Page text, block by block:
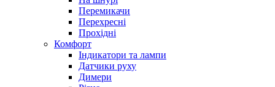
Перемикачи
Перехресні
Прохідні
Комфорт
Індикатори та лампи
Датчики руху
Димери